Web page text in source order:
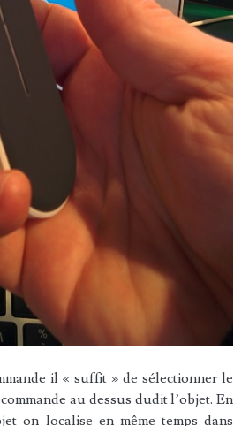
il « suffit » de sélectionner le
au dessus dudit l’objet. En
on localise en même temps dans